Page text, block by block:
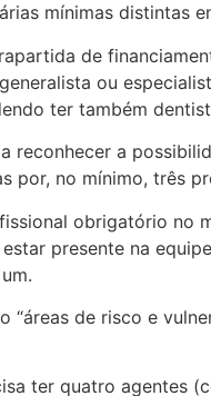
mínimas distintas
de
ou
ter também
reconhecer a
por, no mínimo, três
obrigatório no
presente na
“áreas de risco e
ter quatro agentes